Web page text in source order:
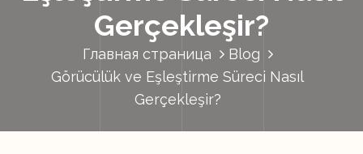
Gerçekleşir?
Главная страница
Blog
Görücülük ve Eşleştirme Süreci Nasıl
Gerçekleşir?